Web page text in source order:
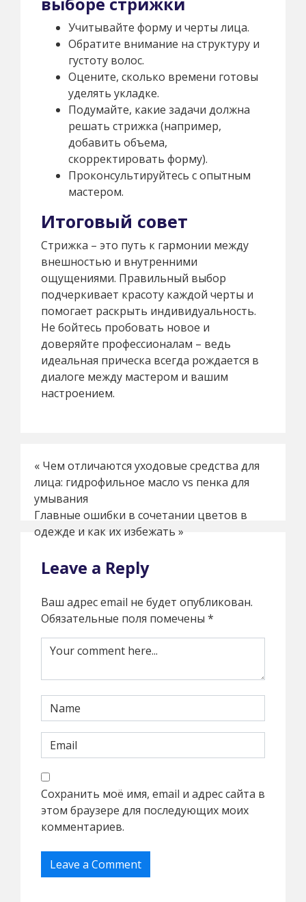
выборе стрижки
Учитывайте форму и черты лица.
Обратите внимание на структуру и
густоту волос.
Оцените, сколько времени готовы
уделять укладке.
Подумайте, какие задачи должна
решать стрижка (например,
добавить объема,
скорректировать форму).
Проконсультируйтесь с опытным
мастером.
Итоговый совет
Стрижка – это путь к гармонии между
внешностью и внутренними
ощущениями. Правильный выбор
подчеркивает красоту каждой черты и
помогает раскрыть индивидуальность.
Не бойтесь пробовать новое и
доверяйте профессионалам – ведь
идеальная прическа всегда рождается в
диалоге между мастером и вашим
настроением.
« Чем отличаются уходовые средства для
лица: гидрофильное масло vs пенка для
умывания
Главные ошибки в сочетании цветов в
одежде и как их избежать »
Leave a Reply
Ваш адрес email не будет опубликован.
Обязательные поля помечены *
Сохранить моё имя, email и адрес сайта в
этом браузере для последующих моих
комментариев.